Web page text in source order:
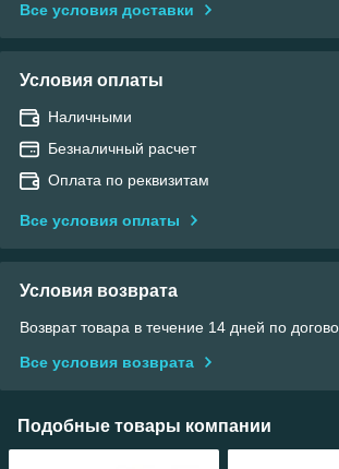
Все условия доставки
Условия оплаты
Наличными
Безналичный расчет
Оплата по реквизитам
Все условия оплаты
Условия возврата
Возврат товара в течение 14 дней по
Все условия возврата
Подобные товары компании